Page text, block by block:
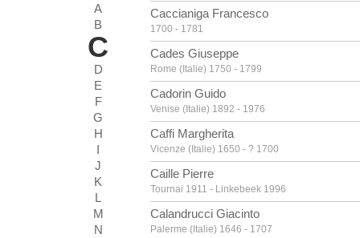
A
B
C
D
E
F
G
H
I
J
K
L
M
N
Caccianiga Francesco
1700 - 1781
Cades Giuseppe
Rome (Italie) 1750 - 1799
Cadorin Guido
Venise (Italie) 1892 - 1976
Caffi Margherita
Vicenze (Italie) 1650 - ? 1700
Caille Pierre
Tournai 1911 - Linkebeek 1996
Calandrucci Giacinto
Palerme (Italie) 1646 - 1707